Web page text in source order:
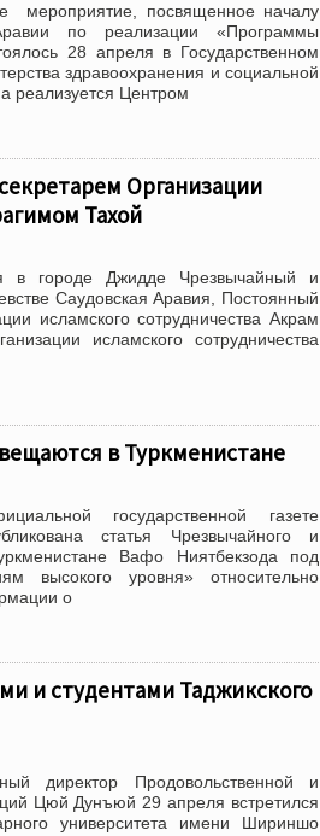
посвященное началу
по реализации «Программы
28 апреля в Государственном
здравоохранения и социальной
реализуется Центром
Организации
Тахой
городе Джидде Чрезвычайный и
Саудовская Аравия, Постоянный
исламского сотрудничества Акрам
исламского сотрудничества
в Туркменистане
государственной газете
статья Чрезвычайного и
Вафо Ниятбекзода под
высокого уровня» относительно
о
и студентами Таджикского
директор Продовольственной и
Цюй Дунъюй 29 апреля встретился
университета имени Шириншо